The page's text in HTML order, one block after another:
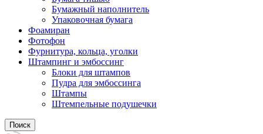
Бумажный наполнитель
Упаковочная бумага
Фоамиран
Фотофон
Фурнитура, кольца, уголки
Штампинг и эмбоссинг
Блоки для штампов
Пудра для эмбоссинга
Штампы
Штемпельные подушечки
Поиск